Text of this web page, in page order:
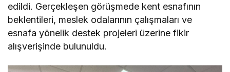
edildi. Gerçekleşen görüşmede kent esnafının
beklentileri, meslek odalarının çalışmaları ve
esnafa yönelik destek projeleri üzerine fikir
alışverişinde bulunuldu.